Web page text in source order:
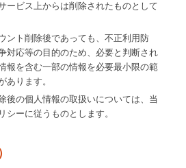
ービス上からは削除されたものとして
ント削除後であっても、不正利用防
対応等の目的のため、必要と判断され
報を含む一部の情報を必要最小限の範
あります。
後の個人情報の取扱いについては、当
シーに従うものとします。